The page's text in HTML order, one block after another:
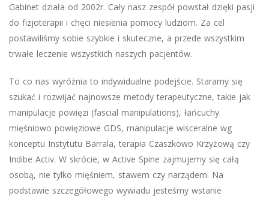
Gabinet działa od 2002r. Cały nasz zespół powstał dzięki pasji
do fizjoterapii i chęci niesienia pomocy ludziom. Za cel
postawiliśmy sobie szybkie i skuteczne, a przede wszystkim
trwałe leczenie wszystkich naszych pacjentów.
To co nas wyróżnia to indywidualne podejście. Staramy się
szukać i rozwijać najnowsze metody terapeutyczne, takie jak
manipulacje powięzi (fascial manipulations), łańcuchy
mięśniowo powięziowe GDS, manipulacje wisceralne wg
konceptu Instytutu Barrala, terapia Czaszkowo Krzyżową czy
Indibe Activ. W skrócie, w Active Spine zajmujemy się całą
osobą, nie tylko mięśniem, stawem czy narządem. Na
podstawie szczegółowego wywiadu jesteśmy wstanie